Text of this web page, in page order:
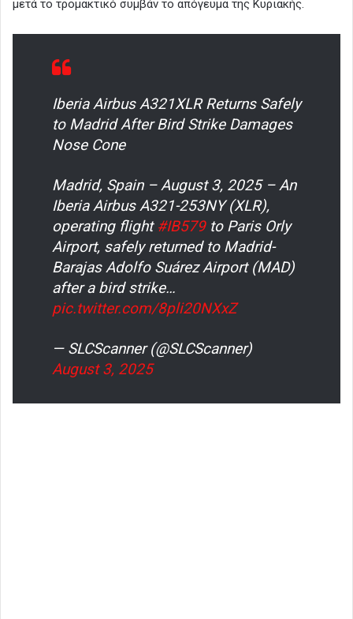
μετά το τρομακτικό συμβάν το απόγευμα της Κυριακής.
Iberia Airbus A321XLR Returns Safely
to Madrid After Bird Strike Damages
Nose Cone
Madrid, Spain – August 3, 2025 – An
Iberia Airbus A321-253NY (XLR),
operating flight #IB579to Paris Orly
Airport, safely returned to Madrid-
Barajas Adolfo Suárez Airport (MAD)
after a bird strike…
pic.twitter.com/8pli20NXxZ
— SLCScanner (@SLCScanner)
August 3, 2025